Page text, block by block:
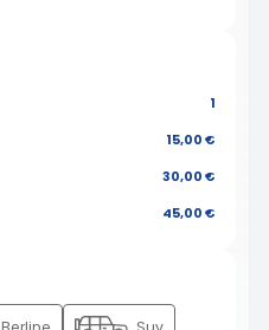
1
15,00 €
30,00 €
45,00 €